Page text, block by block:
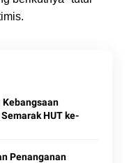
Kebangsaan
HUT ke-
Penanganan